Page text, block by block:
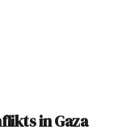
in Gaza